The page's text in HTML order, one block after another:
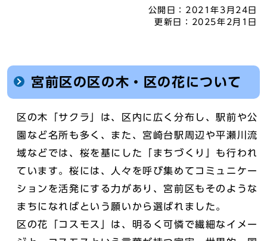
公開日： 2021年3月24日
更新日：
2025年2月1日
宮前区の区の木・区の花について
区の木「サクラ」は、区内に広く分布し、駅前や公
園など名所も多く、また、宮崎台駅周辺や平瀬川流
域などでは、桜を基にした「まちづくり」も行われ
ています。桜には、人々を呼び集めてコミュニケー
ションを活発にする力があり、宮前区もそのような
まちになればという願いから選ばれました。
区の花「コスモス」は、明るく可憐で繊細なイメー